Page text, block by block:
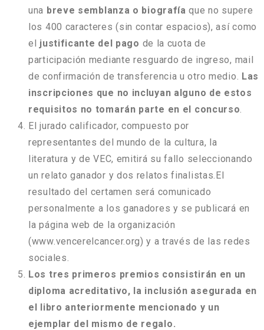
una breve semblanza o biografía que no supere
los 400 caracteres (sin contar espacios), así como
el justificante del pago de la cuota de
participación mediante resguardo de ingreso, mail
de confirmación de transferencia u otro medio. Las
inscripciones que no incluyan alguno de estos
requisitos no tomarán parte en el concurso
El jurado calificador, compuesto por
representantes del mundo de la cultura, la
literatura y de VEC, emitirá su fallo seleccionando
un relato ganador y dos relatos finalistas.El
resultado del certamen será comunicado
personalmente a los ganadores y se publicará en
la página web de la organización
(www.vencerelcancer.org) y a través de las redes
sociales.
Los tres primeros premios consistirán en un
diploma acreditativo, la inclusión asegurada en
el libro anteriormente mencionado y un
ejemplar del mismo de regalo.